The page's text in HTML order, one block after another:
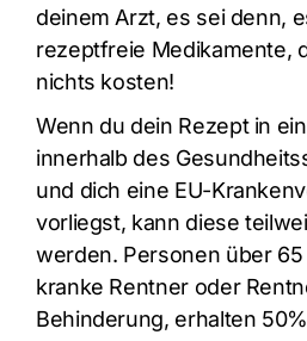
deinem Arzt, es sei denn,
rezeptfreie Medikamente,
nichts kosten!
Wenn du dein Rezept in
innerhalb des
und dich eine EU-
vorliegst, kann diese
werden. Personen über
kranke Rentner oder
Behinderung, erhalten